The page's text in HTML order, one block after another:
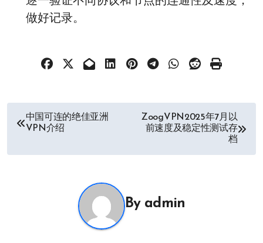
做好记录。
文中国可连的绝佳亚洲
VPN介绍
ZoogVPN2025年7月以
前速度及稳定性测试存
档
By admin